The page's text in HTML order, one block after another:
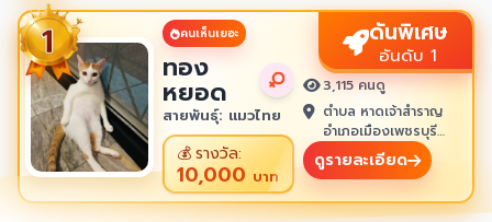
คนเห็นเยอะ
ทอง
หยอด
สายพันธุ์: แมวไทย
💰รางวัล:
10,000 บาท
ดันพิเศษ
อันดับ 1
3,115 คนดู
ตำบล หาดเจ้าสำราญ
อำเภอเมืองเพชรบุรี
เพชรบุรี 76100
ดูรายละเอียด